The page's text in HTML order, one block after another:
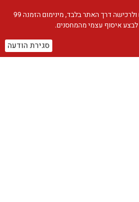
הבלון השמח בע"מ
המחירים באתר הם סיטונאיים ולרכישה דרך האתר בלבד, מינימום הזמנה 99
לבצע איסוף עצמי מהמחסנים.
סגירת הודעה